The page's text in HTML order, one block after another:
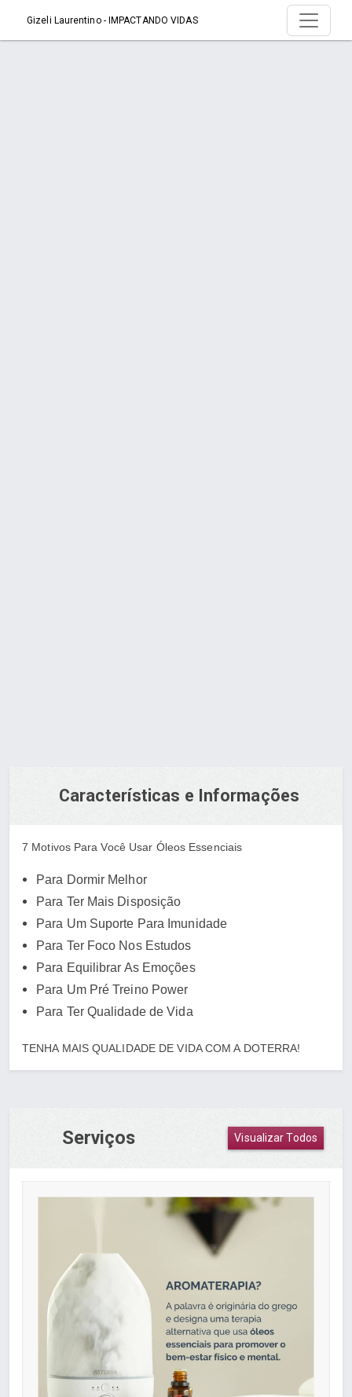
Gizeli Laurentino - IMPACTANDO VIDAS
Características e Informações
7 Motivos Para Você Usar Óleos Essenciais
Para Dormir Melhor
Para Ter Mais Disposição
Para Um Suporte Para Imunidade
Para Ter Foco Nos Estudos
Para Equilibrar As Emoções
Para Um Pré Treino Power
Para Ter Qualidade de Vida
TENHA MAIS QUALIDADE DE VIDA COM A DOTERRA!
Serviços Visualizar Todos